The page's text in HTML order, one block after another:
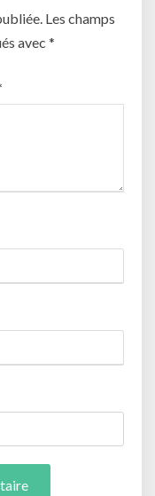
Les champs
avec *